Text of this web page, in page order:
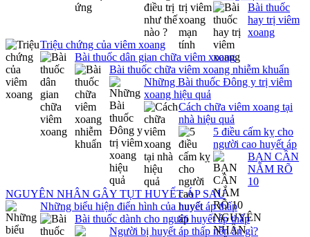
Bài thuốc
hay trị viêm
xoang
Triệu chứng của viêm xoang
Bài thuốc dân gian chữa viêm xoang
Bài thuốc chữa viêm xoang nhiễm khuẩn
Những Bài thuốc Đông y trị viêm
xoang hiệu quả
Cách chữa viêm xoang tại
nhà hiệu quả
5 điều cấm kỵ cho
người cao huyết áp
BẠN CẦN
NẮM RÕ
10
NGUYÊN NHÂN GÂY TỤT HUYẾT ÁP SAU
Những biểu hiện điển hình của huyết áp thấp
Bài thuốc dành cho người huyết áp thấp
Người bị huyết áp thấp nên ăn gì?